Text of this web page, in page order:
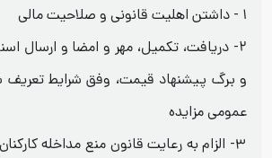
۱ - داشتن اهلیت قانونی و صلاحیت مالی
۲- دریافت، تکمیل، مهر و امضا و ارسال
و برگ پیشنهاد قیمت، وفق شرایط تعریف
عمومی مزایده
۳- الزام به رعایت قانون منع مداخله